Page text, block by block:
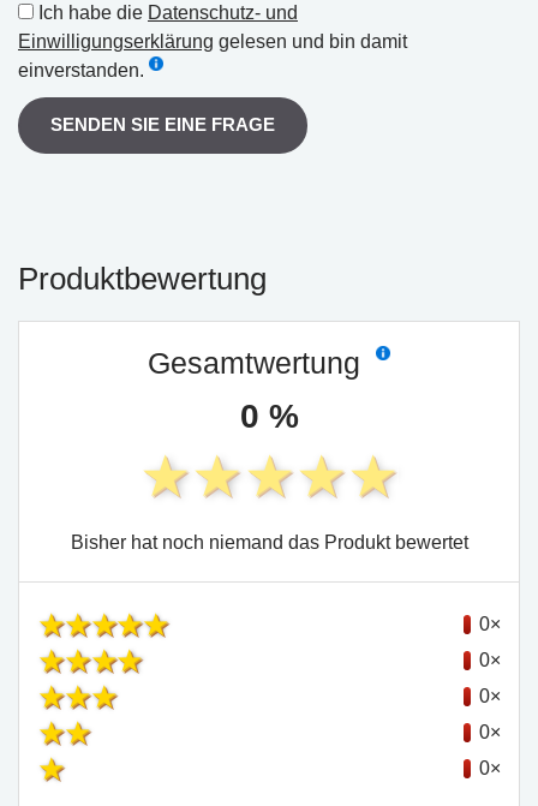
Ich habe die Datenschutz- und
Einwilligungserklärung gelesen und bin damit
einverstanden.
SENDEN SIE EINE FRAGE
Produktbewertung
Gesamtwertung
0 %
Bisher hat noch niemand das Produkt bewertet
0×
0×
0×
0×
0×